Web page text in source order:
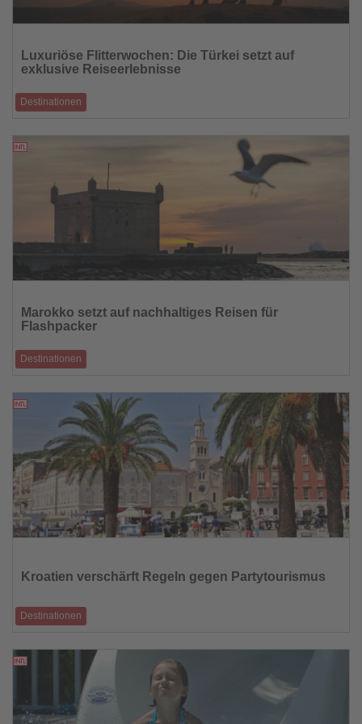
die
Nachrichten
Luxuriöse Flitterwochen: Die Türkei setzt auf
exklusive Reiseerlebnisse
Destinationen
setzen auf exklusive Unt
die
Nachrichten
Marokko setzt auf nachhaltiges Reisen für
Flashpacker
Destinationen
anspruchsvolle Individual
die
Nachrichten
Kroatien verschärft Regeln gegen Partytourismus
Destinationen
Verstöße mit Bußgeldern